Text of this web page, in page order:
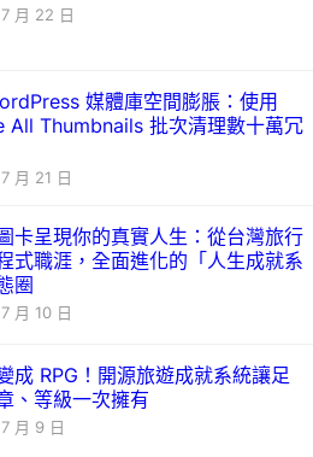
月 22 日
媒體庫空間膨脹：使用
All Thumbnails 批次清理數十萬冗
月 21 日
卡呈現你的真實人生：從台灣旅行
式職涯，全面進化的「人生成就系
圈
月 10 日
成 RPG！開源旅遊成就系統讓足
、等級一次擁有
月 9 日